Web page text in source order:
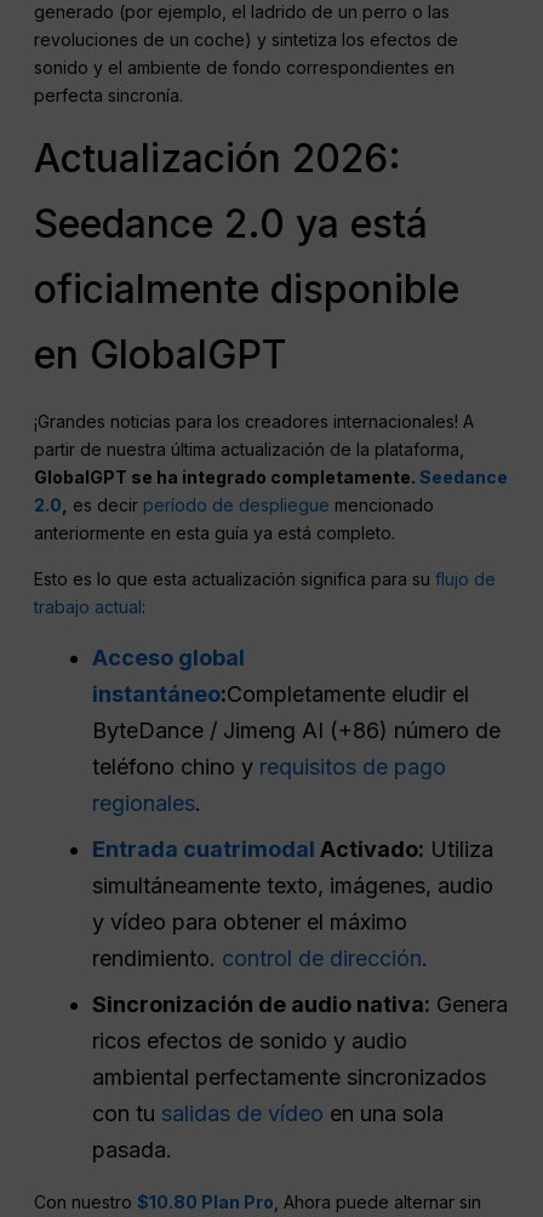
generado (por ejemplo, el ladrido de un perro o las
revoluciones de un coche) y sintetiza los efectos de
sonido y el ambiente de fondo correspondientes en
perfecta sincronía.
Actualización 2026:
Seedance 2.0 ya está
oficialmente disponible
en GlobalGPT
¡Grandes noticias para los creadores internacionales! A
partir de nuestra última actualización de la plataforma,
GlobalGPT se ha integrado completamente.Seedance
2.0, es decir período de despliegue mencionado
anteriormente en esta guía ya está completo.
Esto es lo que esta actualización significa para suflujo de
trabajo actual:
Acceso global
instantáneo:Completamente eludir el
ByteDance / Jimeng AI (+86) número de
teléfono chino y requisitos de pago
regionales.
Entrada cuatrimodal Activado: Utiliza
simultáneamente texto, imágenes, audio
y vídeo para obtener el máximo
rendimiento. control de dirección.
Sincronización de audio nativa: Genera
ricos efectos de sonido y audio
ambiental perfectamente sincronizados
con tu salidas de vídeo en una sola
pasada.
Con nuestro$10.80 Plan Pro , Ahora puede alternar sin